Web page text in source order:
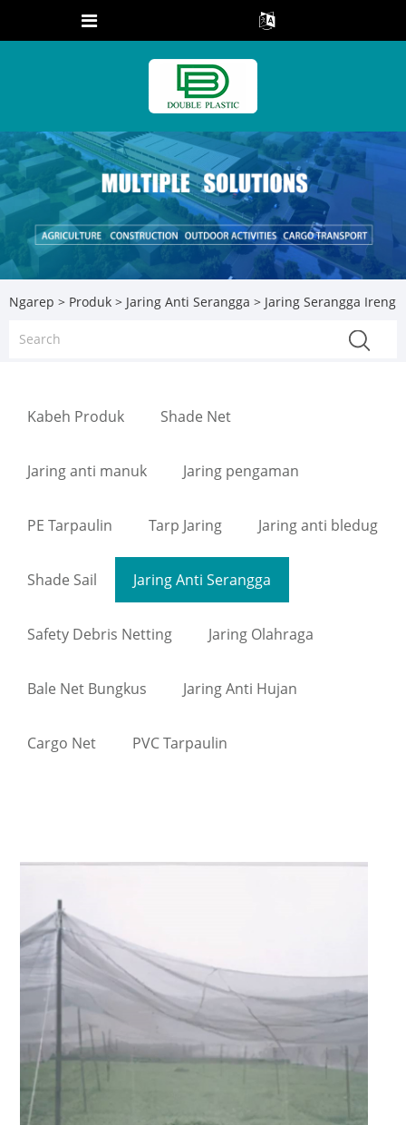
Ngarep > Produk > Jaring Anti Serangga > Jaring Serangga Ireng
Kabeh Produk Shade Net
Jaring anti manuk Jaring pengaman
PE Tarpaulin Tarp Jaring Jaring anti bledug
Shade Sail Jaring Anti Serangga
Safety Debris Netting Jaring Olahraga
Bale Net Bungkus Jaring Anti Hujan
Cargo Net PVC Tarpaulin